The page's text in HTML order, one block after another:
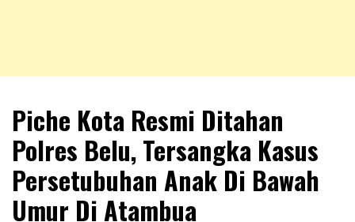
NKRIPOST
Piche Kota Resmi Ditahan
Polres Belu, Tersangka Kasus
Persetubuhan Anak Di Bawah
Umur Di Atambua